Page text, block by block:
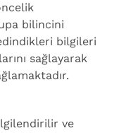
bilincini
bilgileri
sağlayarak
ve